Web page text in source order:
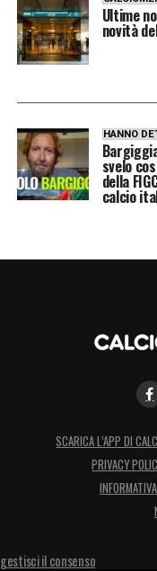
Ultime
novità
HANNO
svelo
della
calcio
SCARICA L’APP DI
PRIVACY
gestisci il consenso